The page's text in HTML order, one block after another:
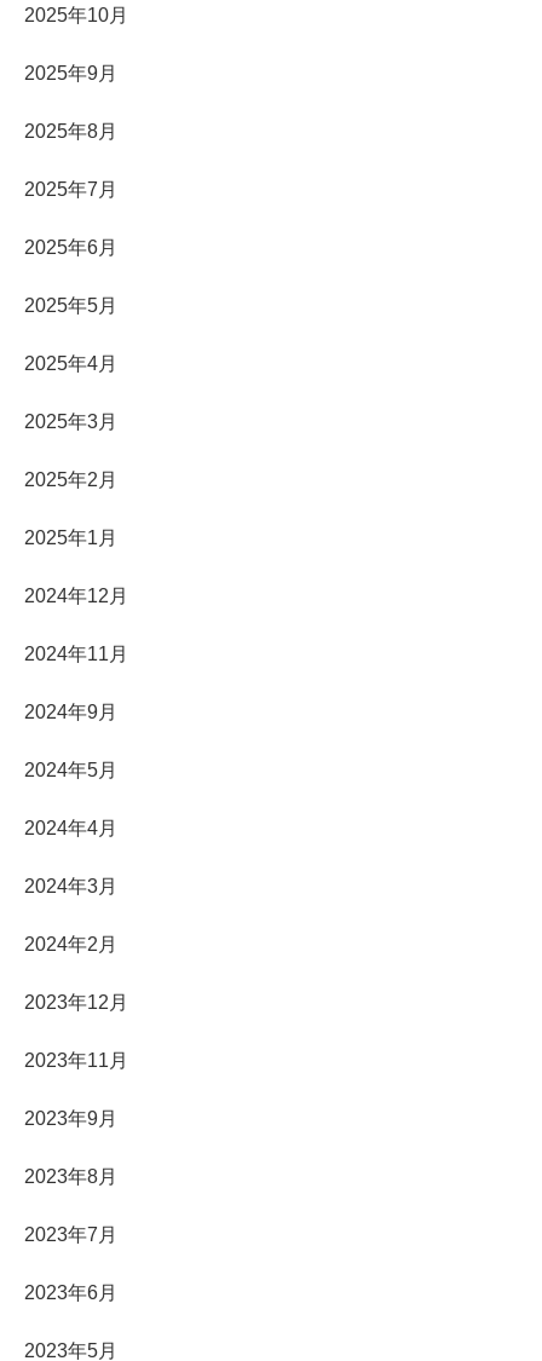
2025年10月
2025年9月
2025年8月
2025年7月
2025年6月
2025年5月
2025年4月
2025年3月
2025年2月
2025年1月
2024年12月
2024年11月
2024年9月
2024年5月
2024年4月
2024年3月
2024年2月
2023年12月
2023年11月
2023年9月
2023年8月
2023年7月
2023年6月
2023年5月